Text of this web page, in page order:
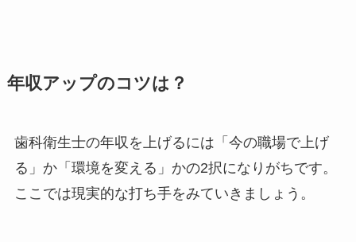
年収アップのコツは？
歯科衛生士の年収を上げるには「今の職場で上げ
る」か「環境を変える」かの2択になりがちです。
ここでは現実的な打ち手をみていきましょう。